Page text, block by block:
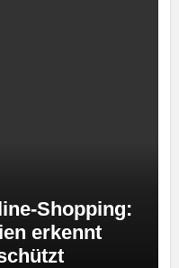
Shopping:
erkennt